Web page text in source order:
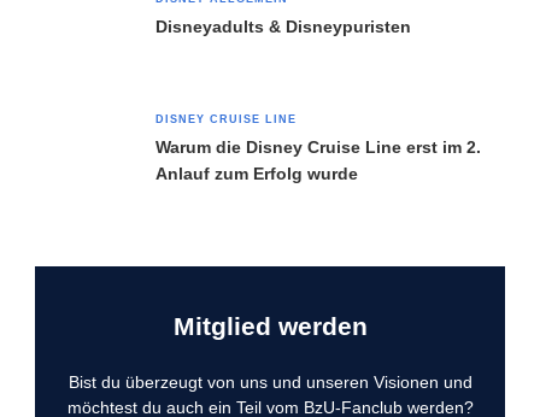
Disneyadults & Disneypuristen
DISNEY CRUISE LINE
Warum die Disney Cruise Line erst im 2.
Anlauf zum Erfolg wurde
Mitglied werden
Bist du überzeugt von uns und unseren Visionen und
möchtest du auch ein Teil vom BzU-Fanclub werden?